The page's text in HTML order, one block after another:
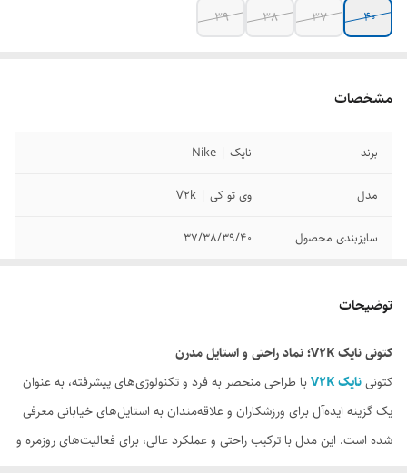
40
37
38
39
مشخصات
برند نایک | Nike
مدل وی تو کی | V2k
سایزبندی محصول 37/38/39/40
وضعیت کارکرد نو اکبند
توضیحات
کتونی نایک V2K؛ نماد راحتی و استایل مدرن
کتونینایک V2K
با طراحی منحصر به فرد و تکنولوژی‌های پیشرفته، به عنوان
یک گزینه ایده‌آل برای ورزشکاران و علاقه‌مندان به استایل‌های خیابانی معرفی
شده است. این مدل با ترکیب راحتی و عملکرد عالی، برای فعالیت‌های روزمره و